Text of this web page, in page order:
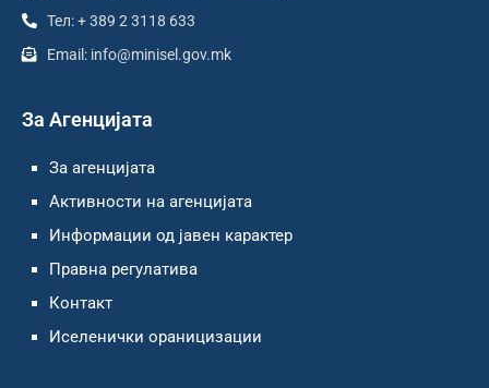
Тел: + 389 2 3118 633
Email: info@minisel.gov.mk
За Агенцијата
За агенцијата
Активности на агенцијата
Информации од јавен карактер
Правна регулатива
Контакт
Иселенички ораницизации